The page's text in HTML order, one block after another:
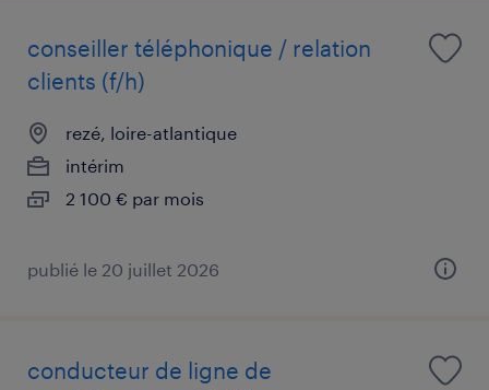
conseiller téléphonique / relation
clients (f/h)
rezé, loire-atlantique
intérim
2 100 € par mois
publié le 20 juillet 2026
conducteur de ligne de